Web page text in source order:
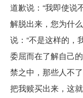
道歉说：“我即使说
解脱出来，您为什
说：“不是这样的，
委屈而在了解自己
禁之中，那些人不
把我赎买出来，这